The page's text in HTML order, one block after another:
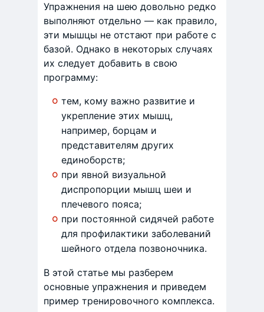
Упражнения на шею довольно редко
выполняют отдельно — как правило,
эти мышцы не отстают при работе с
базой. Однако в некоторых случаях
их следует добавить в свою
программу:
тем, кому важно развитие и
укрепление этих мышц,
например, борцам и
представителям других
единоборств;
при явной визуальной
диспропорции мышц шеи и
плечевого пояса;
при постоянной сидячей работе
для профилактики заболеваний
шейного отдела позвоночника.
В этой статье мы разберем
основные упражнения и приведем
пример тренировочного комплекса.